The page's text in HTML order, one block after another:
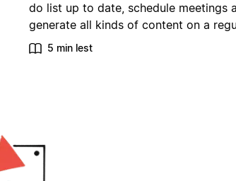
do list up to date, schedule meetings
generate all kinds of content on a
5 min lest